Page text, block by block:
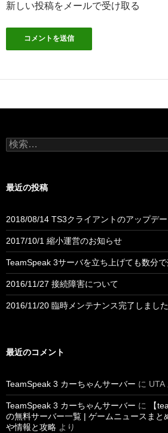
新しい投稿をメールで受け取る
検
索:
最近の投稿
2018/08/14 TS3クライアントのアップデ
2017/10/1 縮小運営のお知らせ
TeamSpeak 3サーバを立ち上げても数分
2016/11/27 接続障害について
2016/11/20 臨時メンテナンス完了しました
最近のコメント
TeamSpeak 3 カーちゃんサーバー に UTA
TeamSpeak 3 カーちゃんサーバー に
【
の無料サーバー一覧 | ゲームニュースまと
や情報と攻略 より